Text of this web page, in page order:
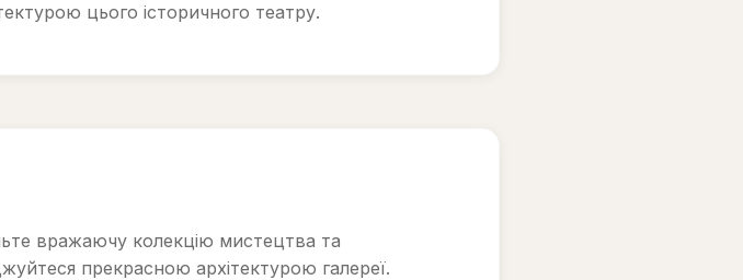
цього історичного театру.
вражаючу колекцію мистецтва та
прекрасною архітектурою галереї.